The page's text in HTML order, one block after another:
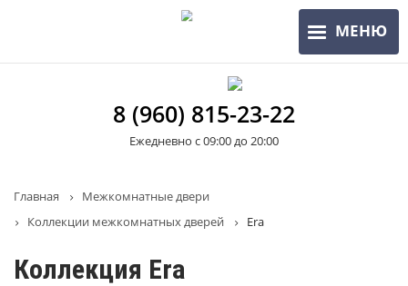
МЕНЮ
8 (960) 815-23-22
Ежедневно с 09:00 до 20:00
Строка
навигации
Главная
Межкомнатные двери
Коллекции межкомнатных дверей
Era
Коллекция Era